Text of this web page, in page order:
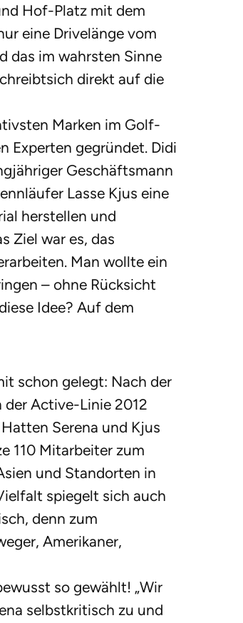
Hof-Platz mit dem
eine Drivelänge vom
das im wahrsten Sinne
direkt auf die
Marken im Golf-
Experten gegründet. Didi
Geschäftsmann
Lasse Kjus eine
herstellen und
Ziel war es, das
Man wollte ein
– ohne Rücksicht
Idee? Auf dem
schon gelegt: Nach der
der Active-Linie 2012
Serena und Kjus
110 Mitarbeiter zum
und Standorten in
spiegelt sich auch
denn zum
Amerikaner,
so gewählt! „Wir
selbstkritisch zu und